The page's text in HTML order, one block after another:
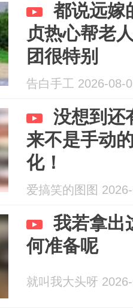
都说远嫁
贞热心帮老
团很特别
告白手工 2026-08-
没想到还
来不是手动
化！
爱搞笑的图图
我若拿出
何准备呢
就叫我大头呀